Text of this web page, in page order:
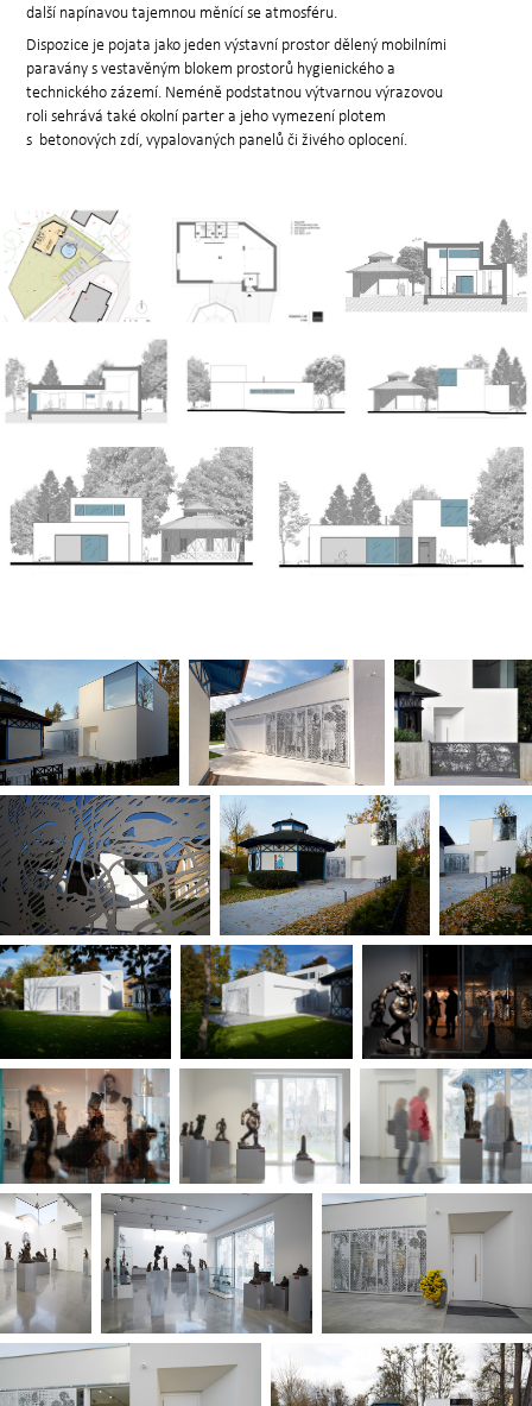
další napínavou tajemnou měnící se atmosféru.
Dispozice je pojata jako jeden výstavní prostor dělený mobilními
paravány s vestavěným blokem prostorů hygienického a
technického zázemí. Neméně podstatnou výtvarnou výrazovou
roli sehrává také okolní parter a jeho vymezení plotem
s betonových zdí, vypalovaných panelů či živého oplocení.